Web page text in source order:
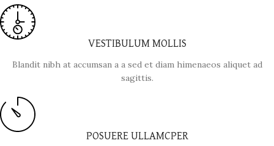
VESTIBULUM MOLLIS
Blandit nibh at accumsan a a sed et diam himenaeos aliquet ad
sagittis.
POSUERE ULLAMCPER